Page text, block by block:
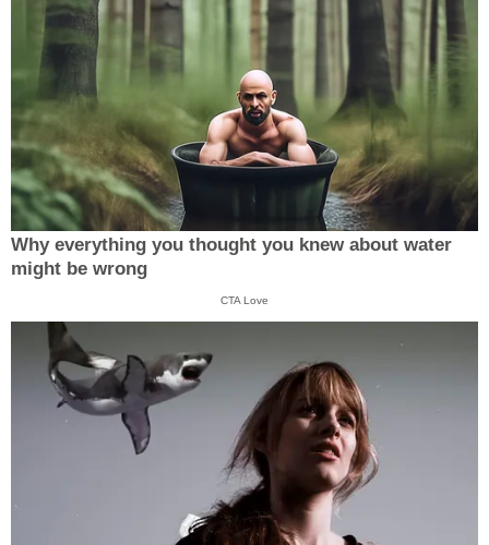
Why everything you thought you knew about water
might be wrong
CTA Love